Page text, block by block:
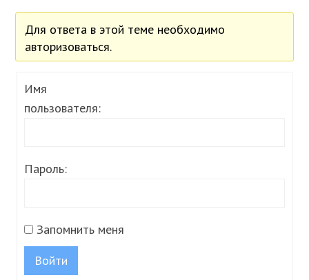
Для ответа в этой теме необходимо
авторизоваться.
Имя
пользователя:
Пароль:
Запомнить меня
Войти